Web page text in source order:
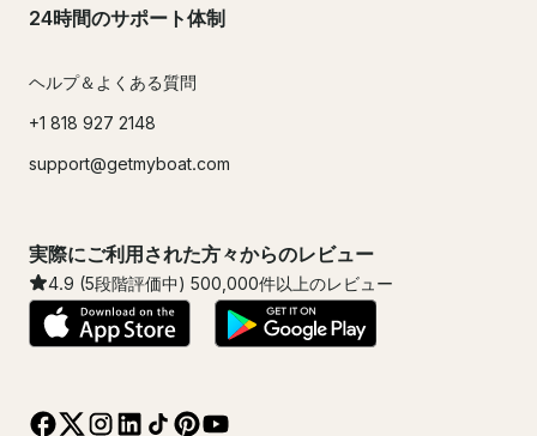
24時間のサポート体制
ヘルプ＆よくある質問
+1 818 927 2148
support@getmyboat.com
実際にご利用された方々からのレビュー
4.9 (5段階評価中) 500,000件以上のレビュー